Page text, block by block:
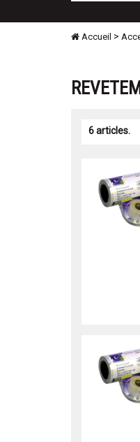
Accueil >
6 articles.